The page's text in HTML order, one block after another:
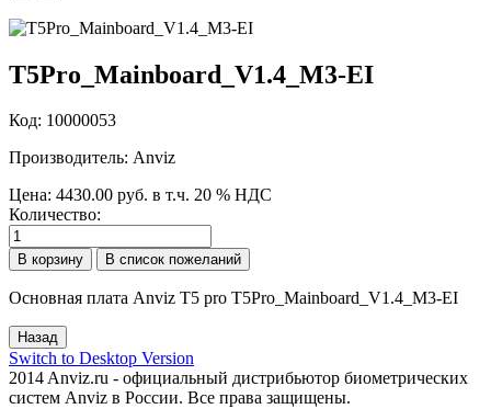
T5Pro_Mainboard_V1.4_M3-EI
Код: 10000053
Производитель: Anviz
Цена: 4430.00 руб. в т.ч. 20 % НДС
Количество:
Основная плата Anviz T5 pro T5Pro_Mainboard_V1.4_M3-EI
Switch to Desktop Version
2014 Anviz.ru - официальный дистрибьютор биометрических
систем Anviz в России. Все права защищены.